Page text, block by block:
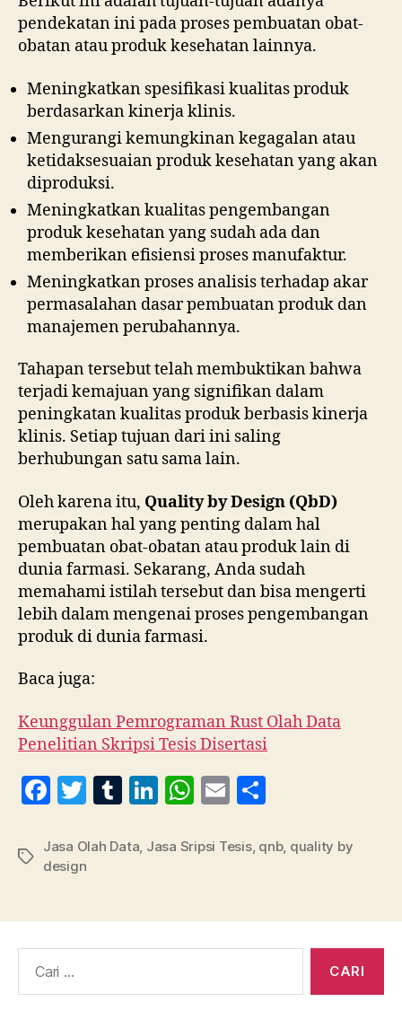
pendekatan ini pada proses pembuatan obat-
obatan atau produk kesehatan lainnya.
Meningkatkan spesifikasi kualitas produk
berdasarkan kinerja klinis.
Mengurangi kemungkinan kegagalan atau
ketidaksesuaian produk kesehatan yang akan
diproduksi.
Meningkatkan kualitas pengembangan
produk kesehatan yang sudah ada dan
memberikan efisiensi proses manufaktur.
Meningkatkan proses analisis terhadap akar
permasalahan dasar pembuatan produk dan
manajemen perubahannya.
Tahapan tersebut telah membuktikan bahwa
terjadi kemajuan yang signifikan dalam
peningkatan kualitas produk berbasis kinerja
klinis. Setiap tujuan dari ini saling
berhubungan satu sama lain.
Oleh karena itu, Quality by Design (QbD)
merupakan hal yang penting dalam hal
pembuatan obat-obatan atau produk lain di
dunia farmasi. Sekarang, Anda sudah
memahami istilah tersebut dan bisa mengerti
lebih dalam mengenai proses pengembangan
produk di dunia farmasi.
Baca juga:
Keunggulan Pemrograman Rust Olah Data
Penelitian Skripsi Tesis Disertasi
F
c
e
o
k
T
itt
T
m
Li
k
W
at
E
ai a
Tag
Jasa Olah Data, Jasa Sripsi Tesis, qnb, quality by
design